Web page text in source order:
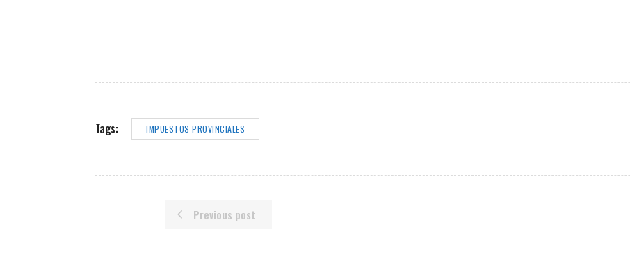
Tags: IMPUESTOS PROVINCIALES
Previous post